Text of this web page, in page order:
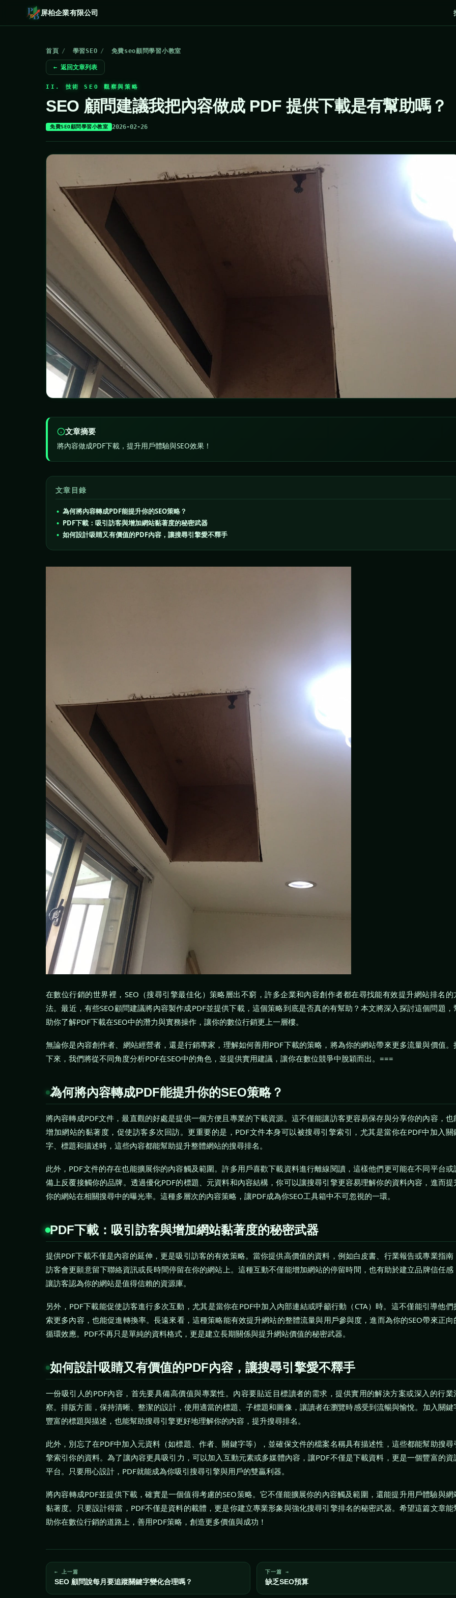
屏柏企業有限公司
首頁 / 學習SEO / 免費seo顧問學習小教室
← 返回文章列表
II. 技術 SEO 觀察與策略
SEO 顧問建議我把內容做成 PDF 提供下載是有幫助嗎？
免費SEO顧問學習小教室 2026-02-26
文章摘要
將內容做成PDF下載，提升用戶體驗與SEO效果！
文章目錄
為何將內容轉成PDF能提升你的SEO策略？
PDF下載：吸引訪客與增加網站黏著度的秘密武器
如何設計吸睛又有價值的PDF內容，讓搜尋引擎愛不釋手
在數位行銷的世界裡，SEO（搜尋引擎最佳化）策略層出不窮，許多企業和內容創作者都在尋找能有效提升網站排名的
法。最近，有些SEO顧問建議將內容製作成PDF並提供下載，這個策略到底是否真的有幫助？本文將深入探討這個問題，
助你了解PDF下載在SEO中的潛力與實務操作，讓你的數位行銷更上一層樓。
無論你是內容創作者、網站經營者，還是行銷專家，理解如何善用PDF下載的策略，將為你的網站帶來更多流量與價值。
下來，我們將從不同角度分析PDF在SEO中的角色，並提供實用建議，讓你在數位競爭中脫穎而出。===
為何將內容轉成PDF能提升你的SEO策略？
將內容轉成PDF文件，最直觀的好處是提供一個方便且專業的下載資源。這不僅能讓訪客更容易保存與分享你的內容，也
增加網站的黏著度，促使訪客多次回訪。更重要的是，PDF文件本身可以被搜尋引擎索引，尤其是當你在PDF中加入關
字、標題和描述時，這些內容都能幫助提升整體網站的搜尋排名。
此外，PDF文件的存在也能擴展你的內容觸及範圍。許多用戶喜歡下載資料進行離線閱讀，這樣他們更可能在不同平台或
備上反覆接觸你的品牌。透過優化PDF的標題、元資料和內容結構，你可以讓搜尋引擎更容易理解你的資料內容，進而提
你的網站在相關搜尋中的曝光率。這種多層次的內容策略，讓PDF成為你SEO工具箱中不可忽視的一環。
PDF下載：吸引訪客與增加網站黏著度的秘密武器
提供PDF下載不僅是內容的延伸，更是吸引訪客的有效策略。當你提供高價值的資料，例如白皮書、行業報告或專業指南
訪客會更願意留下聯絡資訊或長時間停留在你的網站上。這種互動不僅能增加網站的停留時間，也有助於建立品牌信任感
讓訪客認為你的網站是值得信賴的資源庫。
另外，PDF下載能促使訪客進行多次互動，尤其是當你在PDF中加入內部連結或呼籲行動（CTA）時。這不僅能引導他們
索更多內容，也能促進轉換率。長遠來看，這種策略能有效提升網站的整體流量與用戶參與度，進而為你的SEO帶來正向
循環效應。PDF不再只是單純的資料格式，更是建立長期關係與提升網站價值的秘密武器。
如何設計吸睛又有價值的PDF內容，讓搜尋引擎愛不釋手
一份吸引人的PDF內容，首先要具備高價值與專業性。內容要貼近目標讀者的需求，提供實用的解決方案或深入的行業
察。排版方面，保持清晰、整潔的設計，使用適當的標題、子標題和圖像，讓讀者在瀏覽時感受到流暢與愉悅。加入關鍵
豐富的標題與描述，也能幫助搜尋引擎更好地理解你的內容，提升搜尋排名。
此外，別忘了在PDF中加入元資料（如標題、作者、關鍵字等），並確保文件的檔案名稱具有描述性，這些都能幫助搜尋
擎索引你的資料。為了讓內容更具吸引力，可以加入互動元素或多媒體內容，讓PDF不僅是下載資料，更是一個豐富的資
平台。只要用心設計，PDF就能成為你吸引搜尋引擎與用戶的雙贏利器。
將內容轉成PDF並提供下載，確實是一個值得考慮的SEO策略。它不僅能擴展你的內容觸及範圍，還能提升用戶體驗與網
黏著度。只要設計得當，PDF不僅是資料的載體，更是你建立專業形象與強化搜尋引擎排名的秘密武器。希望這篇文章能
助你在數位行銷的道路上，善用PDF策略，創造更多價值與成功！
← 上一篇
SEO 顧問說每月要追蹤關鍵字變化合理嗎？
下一篇 →
缺乏SEO預算